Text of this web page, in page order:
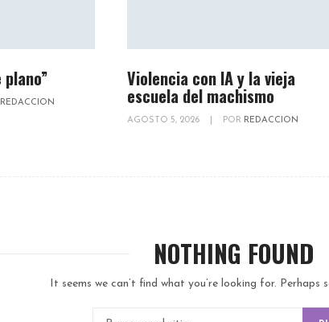
REDACCION
Violencia con IA y la vieja
escuela del machismo
AGOSTO 5, 2026 POR REDACCION
NOTHING FOUND
It seems we can’t find what you’re looking for. Perhaps